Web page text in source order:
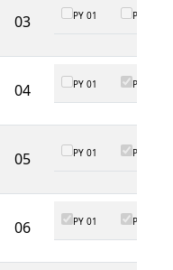
03 PY 01 PY 02
04 PY 01 PY 02
05 PY 01 PY 02
06 PY 01 PY 02